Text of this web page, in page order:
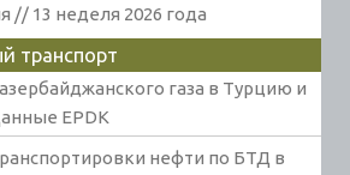
// 13 неделя 2026 года
транспорт
газа в Турцию и
EPDK
нефти по БТД в